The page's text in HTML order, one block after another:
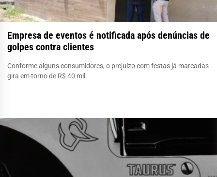
Empresa de eventos é notificada após denúncias de
golpes contra clientes
Conforme alguns consumidores, o prejuízo com festas já marcadas
gira em torno de R$ 40 mil.